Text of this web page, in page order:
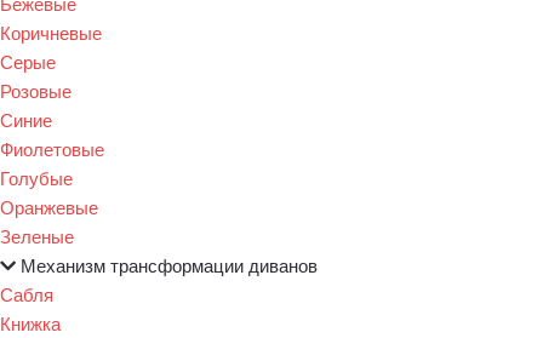
Коричневые
Серые
Розовые
Синие
Фиолетовые
Голубые
Оранжевые
Зеленые
Механизм трансформации диванов
Сабля
Книжка